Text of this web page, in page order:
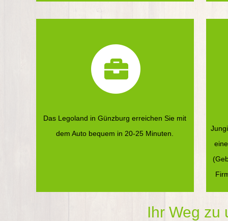
Das Legoland in Günzburg erreichen Sie mit
dem Auto bequem in 20-25 Minuten.
Ihr Weg zu